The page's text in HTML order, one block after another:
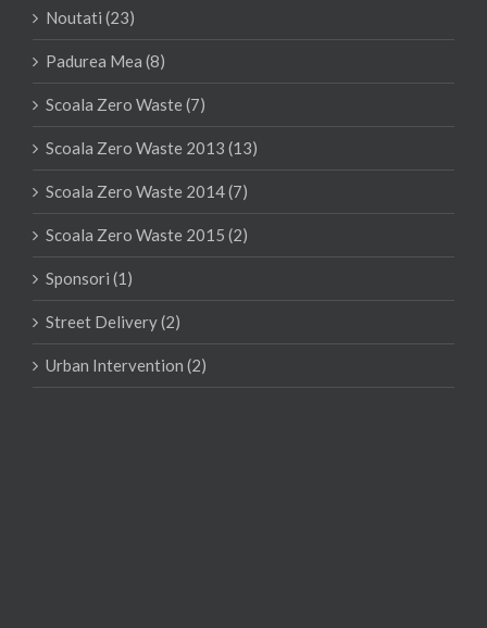
Noutati (23)
Padurea Mea (8)
Scoala Zero Waste (7)
Scoala Zero Waste 2013 (13)
Scoala Zero Waste 2014 (7)
Scoala Zero Waste 2015 (2)
Sponsori (1)
Street Delivery (2)
Urban Intervention (2)